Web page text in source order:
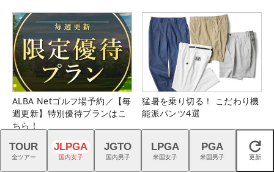
ALBA Netゴルフ場予約／【毎
週更新】特別優待プランはこ
ちら！
猛暑を乗り切る！ こだわり機
能派パンツ4選
閉じる
TOUR
全ツアー
JLPGA
国内女子
JGTO
国内男子
LPGA
米国女子
PGA
米国男子 更新